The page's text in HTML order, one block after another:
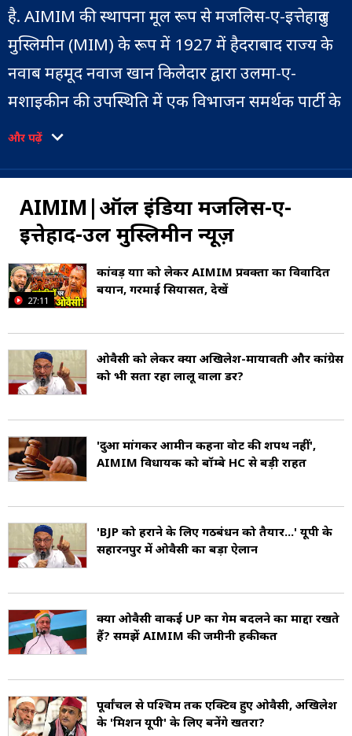
है. AIMIM की स्थापना मूल रूप से मजलिस-ए-इत्तेहादुल
मुस्लिमीन (MIM) के रूप में 1927 में हैदराबाद राज्य के
नवाब महमूद नवाज खान किलेदार द्वारा उलमा-ए-
मशाइकीन की उपस्थिति में एक विभाजन समर्थक पार्टी के
रूप में की गई थी. पार्टी की पहली बैठक 12 नवंबर 1927
यह राज्य तेलंगाना, महाराष्ट्र, उत्तर प्रदेश, तमिलनाडु और
बिहार में भी एक महत्वपूर्ण राजनीतिक दल है. AIMIM ने
1984 से हैदराबाद निर्वाचन क्षेत्र की लोकसभा सीट पर
कब्जा कर रखा है. 2014 के तेलंगाना विधान सभा चुनावों
में, पार्टी ने सात सीटें जीतीं और भारत के चुनाव आयोग
पुराने हैदराबाद से परे दूसरे राज्यों में इसकी बहुत कम
उपस्थिति थी. हालांकि, हाल के वर्षों में, इसका अन्य राज्यों
में विस्तार होना शुरू हुआ है. अब इसकी महाराष्ट्र में
महत्वपूर्ण उपस्थिति है. इम्तियाज जलील ने औरंगाबाद
लोकसभा क्षेत्र से जीत हासिल की और कई सदस्य विधान
सभा के लिए चुने गए. AIMIM ने 2020 में पांच विधान
सभा सीटें जीतकर बिहार में भी अपनी पैठ बना ली है.
नफरत फैलाने वाले भाषण देने का आरोप लगा जाता
रहा है.
और पढ़ें
AIMIM|ऑल इंडिया मजलिस-ए-
इत्तेहाद-उल मुस्लिमीन न्यूज़
27:11
कांवड़ यात्रा को लेकर AIMIM प्रवक्ता का विवादित
बयान, गरमाई सियासत, देखें
ओवैसी को लेकर क्या अखिलेश-मायावती और कांग्रेस
को भी सता रहा लालू वाला डर?
'दुआ मांगकर आमीन कहना वोट की शपथ नहीं',
AIMIM विधायक को बॉम्बे HC से बड़ी राहत
'BJP को हराने के लिए गठबंधन को तैयार...' यूपी के
सहारनपुर में ओवैसी का बड़ा ऐलान
क्या ओवैसी वाकई UP का गेम बदलने का माद्दा रखते
हैं? समझें AIMIM की जमीनी हकीकत
पूर्वांचल से पश्चिम तक एक्टिव हुए ओवैसी, अखिलेश
के 'मिशन यूपी' के लिए बनेंगे खतरा?